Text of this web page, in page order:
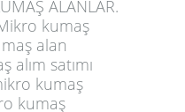
ALANLAR.
kumaş
alan
satımı
kumaş
kumaş